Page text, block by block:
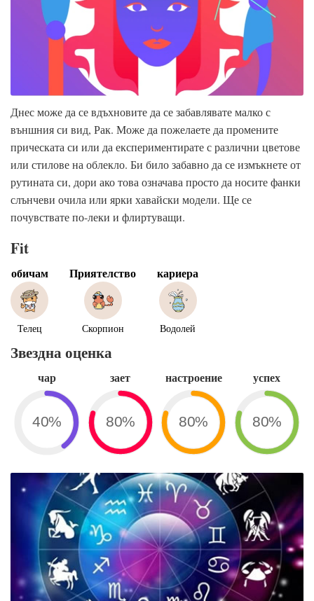
Днес може да се вдъхновите да се забавлявате малко с
външния си вид, Рак. Може да пожелаете да промените
прическата си или да експериментирате с различни цветове
или стилове на облекло. Би било забавно да се измъкнете от
рутината си, дори ако това означава просто да носите фанки
слънчеви очила или ярки хавайски модели. Ще се
почувствате по-леки и флиртуващи.
Fit
обичам
Телец
Приятелство
Скорпион
кариера
Водолей
Звездна оценка
чар
40%
зает
80%
настроение
80%
успех
80%